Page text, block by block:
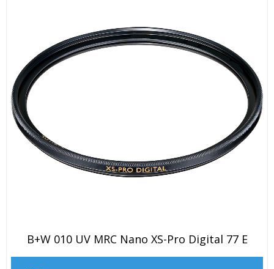
B+W 010 UV MRC Nano XS-Pro Digital 77 E